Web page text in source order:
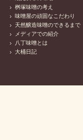
桝塚味噌の考え
味噌屋の頑固なこだわり
天然醸造味噌のできるまで
メディアでの紹介
八丁味噌とは
大桶日記